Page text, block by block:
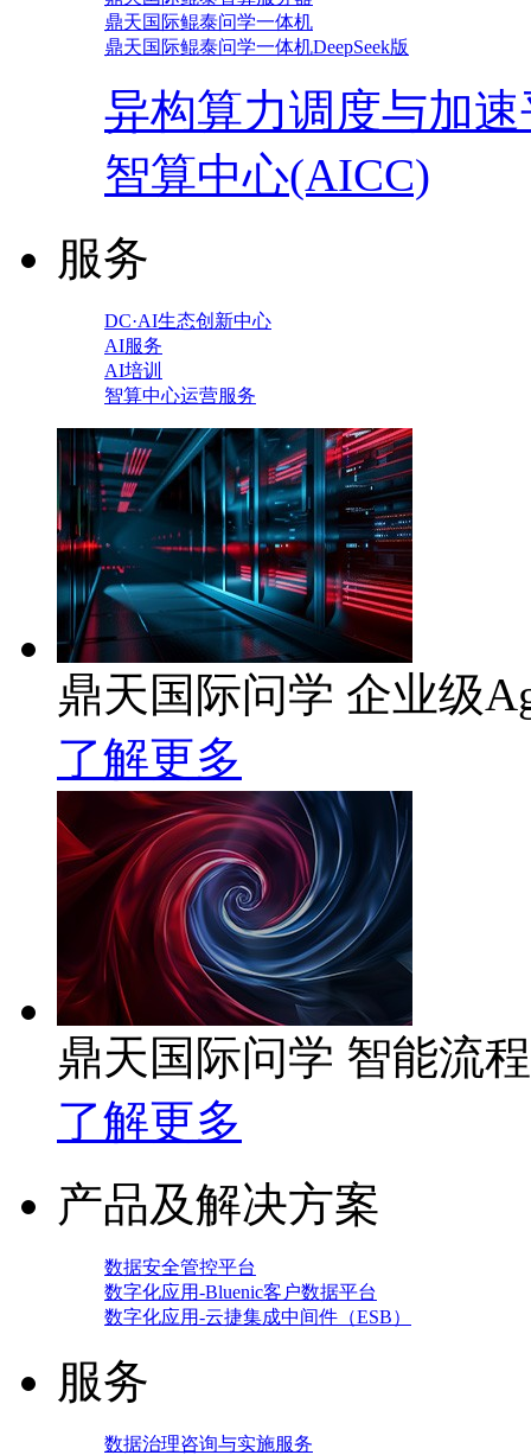
鼎天国际鲲泰问学一体机
鼎天国际鲲泰问学一体机DeepSeek版
异构算力调度与加
智算中心(AICC)
服务
DC·AI生态创新中心
AI服务
AI培训
智算中心运营服务
鼎天国际问学 企业级
了解更多
鼎天国际问学 智能流
了解更多
产品及解决方案
数据安全管控平台
数字化应用-Bluenic客户数据平台
数字化应用-云捷集成中间件（ESB）
服务
数据治理咨询与实施服务